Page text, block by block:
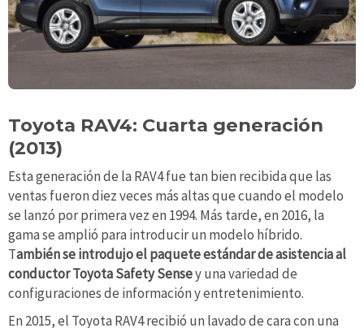
Toyota RAV4: Cuarta generación
(2013)
Esta generación de la RAV4 fue tan bien recibida que las
ventas fueron diez veces más altas que cuando el modelo
se lanzó por primera vez en 1994. Más tarde, en 2016, la
gama se amplió para introducir un modelo híbrido.
También se introdujo el paquete estándar de asistencia al
conductor Toyota Safety Sensey una variedad de
configuraciones de información y entretenimiento.
En 2015, el Toyota RAV4 recibió un lavado de cara con una